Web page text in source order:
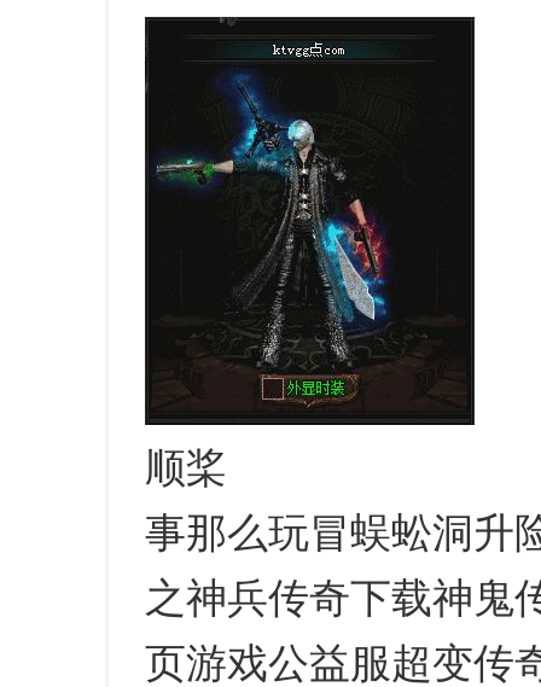
顺桨
事那么玩冒蜈蚣洞升
之神兵传奇下载神鬼
页游戏公益服超变传